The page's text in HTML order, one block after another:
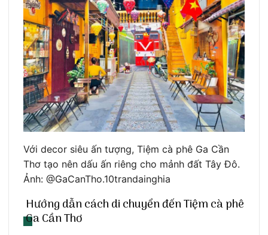
Với decor siêu ấn tượng, Tiệm cà phê Ga Cần
Thơ tạo nên dấu ấn riêng cho mảnh đất Tây Đô.
Ảnh: @GaCanTho.10trandainghia
Hướng dẫn cách di chuyển đến Tiệm cà phê
Ga Cần Thơ